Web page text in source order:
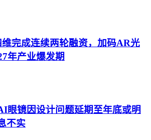
完成连续两轮融资，加码AR光
年产业爆发期
眼镜因设计问题延期至年底或明
不实